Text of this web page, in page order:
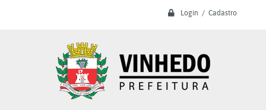
Login / Cadastro